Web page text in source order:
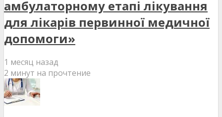
амбулаторному етапі лікування
для лікарів первинної медичної
допомоги»
1 месяц назад
2 минут на прочтение